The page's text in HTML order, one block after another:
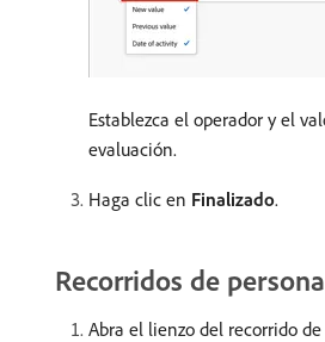
Establezca el operador y el
evaluación.
Haga clic en Finalizado.
Recorridos de persona
Abra el lienzo del recorrido de